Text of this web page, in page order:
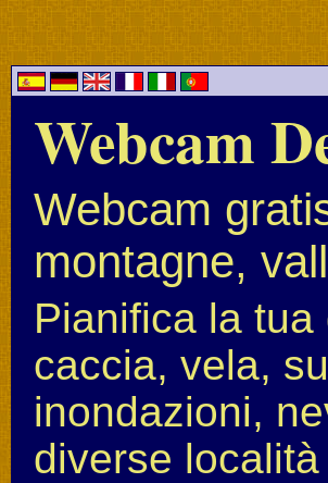
Webcam
Webcam
montagne,
Pianifica la
caccia, vela,
inondazioni,
diverse